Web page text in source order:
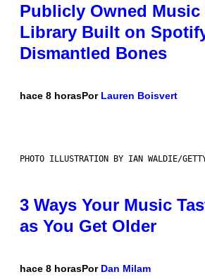
Publicly Owned Music
Library Built on
Dismantled Bones
hace 8 horasPor Lauren Boisvert
PHOTO ILLUSTRATION BY IAN WALDIE/
3 Ways Your Music
as You Get Older
hace 8 horasPor Dan Milam